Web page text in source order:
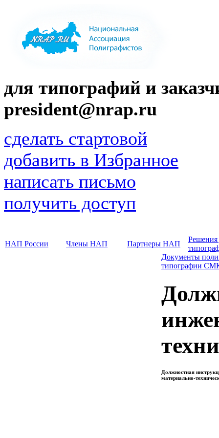
для типографий и
president@nrap.ru
сделать стартовой
добавить в Избранное
написать письмо
получить доступ
НАП России Члены НАП Партнеры НАП
Решения
Документы
типографии
Должностная
материально-